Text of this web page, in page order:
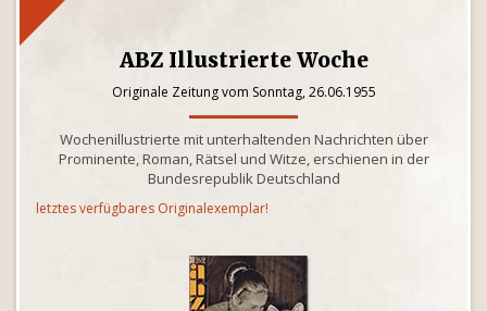
ABZ Illustrierte Woche
Originale Zeitung vom Sonntag, 26.06.1955
Wochenillustrierte mit unterhaltenden Nachrichten über
Prominente, Roman, Rätsel und Witze, erschienen in der
Bundesrepublik Deutschland
letztes verfügbares Originalexemplar!